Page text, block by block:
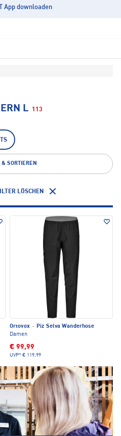
App downloaden
L 113
& SORTIEREN
LÖSCHEN
Ortovox ·
Piz Selva Wanderhose
Damen
€ 99,99
UVP* € 119,99